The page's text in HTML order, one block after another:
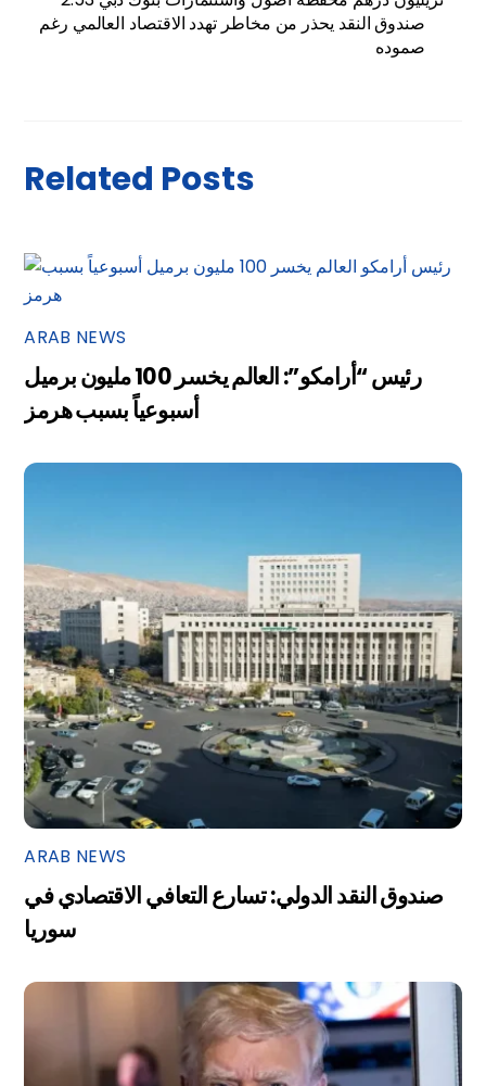
صندوق النقد يحذر من مخاطر تهدد الاقتصاد العالمي رغم
صموده
Related Posts
ARAB NEWS
رئيس “أرامكو”: العالم يخسر 100 مليون برميل
أسبوعياً بسبب هرمز
ARAB NEWS
صندوق النقد الدولي: تسارع التعافي الاقتصادي في
سوريا